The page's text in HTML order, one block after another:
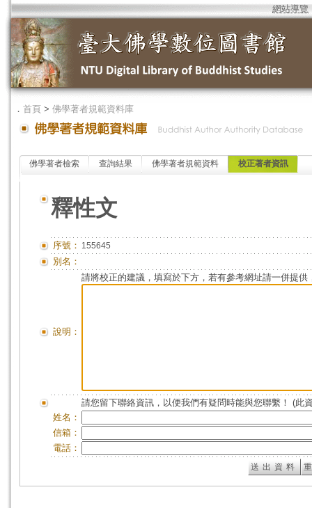
網站導覽
． 首頁 > 佛學著者規範資料庫
佛學著者檢索 查詢結果 佛學著者規範資料 校正著者資訊
釋性文
序號： 155645
別名：
說明：
請將校正的建議，填寫於下方，若有參考網址請一併提供
請您留下聯絡資訊，以便我們有疑問時能與您聯繫！ (此
姓名：
信箱：
電話：